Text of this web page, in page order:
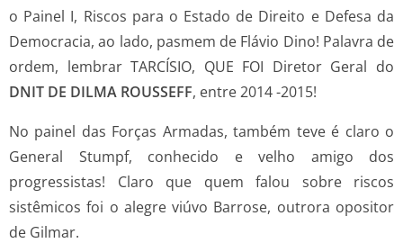
o Painel I, Riscos para o Estado de Direito e Defesa da
Democracia, ao lado, pasmem de Flávio Dino! Palavra de
ordem, lembrar TARCÍSIO, QUE FOI Diretor Geral do
DNIT DE DILMA ROUSSEFF, entre 2014 -2015!
No painel das Forças Armadas, também teve é claro o
General Stumpf, conhecido e velho amigo dos
progressistas! Claro que quem falou sobre riscos
sistêmicos foi o alegre viúvo Barrose, outrora opositor
de Gilmar.